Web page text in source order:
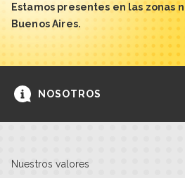
Estamos presentes en las zonas
Buenos Aires.
NOSOTROS
Nuestros valores